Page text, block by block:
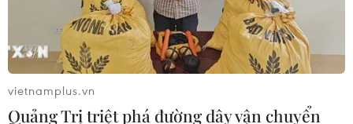
TIN CÙNG CHUYÊN MỤC
vietnamplus.vn
Quảng Trị triệt phá đường dây vận chuyển